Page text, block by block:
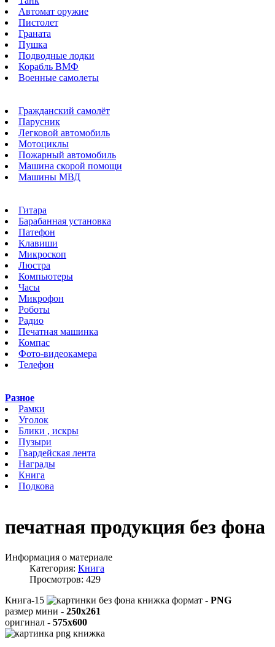
Автомат оружие
Пистолет
Граната
Пушка
Подводные лодки
Корабль ВМФ
Военные самолеты
Гражданский самолёт
Парусник
Легковой автомобиль
Мотоциклы
Пожарный автомобиль
Машина скорой помощи
Машины МВД
Гитара
Барабанная установка
Патефон
Клавиши
Микроскоп
Люстра
Компьютеры
Часы
Микрофон
Роботы
Радио
Печатная машинка
Компас
Фото-видеокамера
Телефон
Разное
Рамки
Уголок
Блики , искры
Пузыри
Гвардейская лента
Награды
Книга
Подкова
печатная продукция без фона
Информация о материале
Категория: Книга
Просмотров: 429
Книга-15
формат - PNG
размер мини - 250x261
оригинал - 575x600